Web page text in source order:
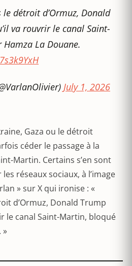
le détroit d’Ormuz, Donald
va rouvrir le canal Saint-
La Douane.
July 1, 2026
Gaza ou le détroit
céder le passage à la
Martin. Certains s’en sont
les réseaux sociaux, à l’image
» sur X qui ironise : «
d’Ormuz, Donald Trump
le canal Saint-Martin, bloqué
»